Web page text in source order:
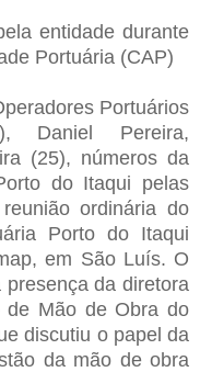
entidade durante
Portuária (CAP)
Portuários
Daniel Pereira,
(25), números da
do Itaqui pelas
ordinária do
Porto do Itaqui
em São Luís. O
da diretora
de Mão de Obra do
discutiu o papel da
da mão de obra